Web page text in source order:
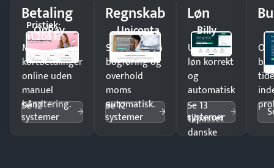
Betaling
OnPay
Pristjek:
11.208 kr
Modtag
kortbetalinger
online uden
manuel
håndtering.
Se 12
systemer
Regnskab
Uniconta
Spar timer på
bogføring og
overhold
moms
automatisk.
Se 12
systemer
Løn
Billy
Udbetal
løn korrekt
og
automatisk
—
tilpasset
danske
Se 13
systemer